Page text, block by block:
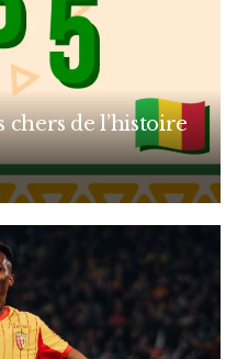
chers de l’histoire